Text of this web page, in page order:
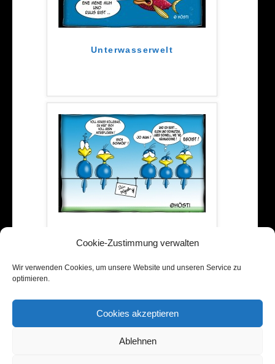
Cookie-Zustimmung verwalten
Wir verwenden Cookies, um unsere Website und unseren Service zu
optimieren.
Cookies akzeptieren
Ablehnen
Unterwasserwelt
ÜBER HÖSTI